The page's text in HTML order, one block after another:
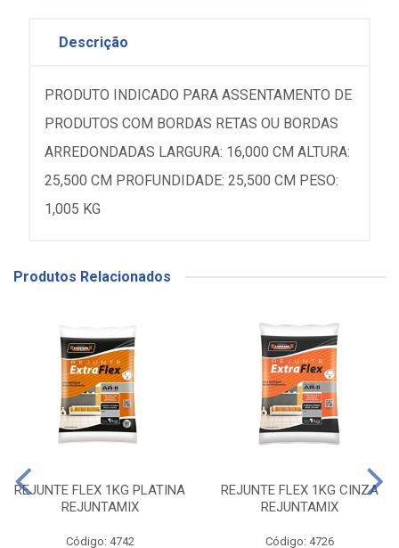
Descrição
PRODUTO INDICADO PARA ASSENTAMENTO DE
PRODUTOS COM BORDAS RETAS OU BORDAS
ARREDONDADAS LARGURA: 16,000 CM ALTURA:
25,500 CM PROFUNDIDADE: 25,500 CM PESO:
1,005 KG
Produtos Relacionados
REJUNTE FLEX 1KG PLATINA
REJUNTAMIX
Código: 4742
REJUNTE FLEX 1KG CINZA
REJUNTAMIX
Código: 4726